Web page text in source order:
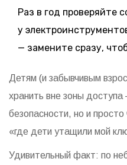
Раз в год проверяйте
у
— замените сразу,
Детям (и забывчивым
хранить вне зоны
безопасности, но и
«где дети утащили мой
Удивительный факт: по